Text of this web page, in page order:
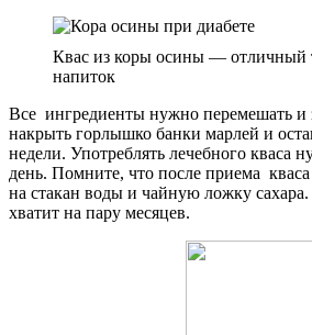
Квас из коры осины —
напиток
Все ингредиенты нужно перемешать и
накрыть горлышко банки марлей и
недели. Употреблять лечебного кваса
день. Помните, что после приема
на стакан воды и чайную ложку
хватит на пару месяцев.